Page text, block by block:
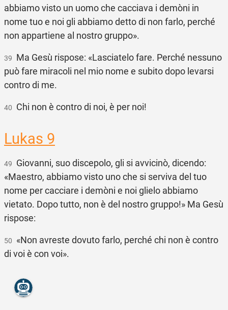
abbiamo visto un uomo che cacciava i demòni in
nome tuo e noi gli abbiamo detto di non farlo, perché
non appartiene al nostro gruppo».
39 Ma Gesù rispose: «Lasciatelo fare. Perché nessuno
può fare miracoli nel mio nome e subito dopo levarsi
contro di me.
40 Chi non è contro di noi, è per noi!
Lukas 9
49 Giovanni, suo discepolo, gli si avvicinò, dicendo:
«Maestro, abbiamo visto uno che si serviva del tuo
nome per cacciare i demòni e noi glielo abbiamo
vietato. Dopo tutto, non è del nostro gruppo!» Ma Gesù
rispose:
50 «Non avreste dovuto farlo, perché chi non è contro
di voi è con voi».